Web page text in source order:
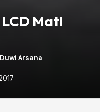
Mati
Arsana